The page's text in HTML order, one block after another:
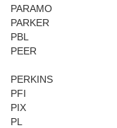
PARAMO
PARKER
PBL
PEER
PERKINS
PFI
PIX
PL